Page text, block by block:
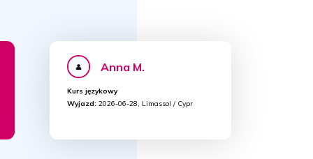
Anna M.
Kurs językowy
Wyjazd: 2026-06-28, Limassol / Cypr